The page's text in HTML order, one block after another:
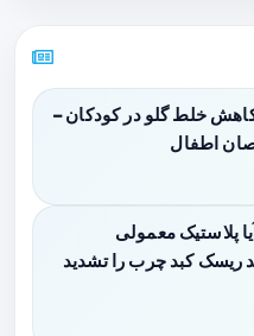
خلط گلو در کودکان –
اطفال
پلاستیک معمولی
ریسک کبد چرب را تشدید